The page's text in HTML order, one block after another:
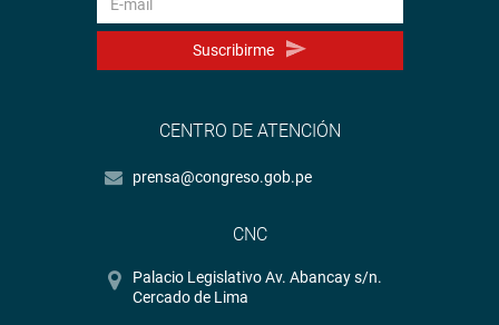
Suscribirme
CENTRO DE ATENCIÓN
prensa@congreso.gob.pe
CNC
Palacio Legislativo Av. Abancay s/n.
Cercado de Lima